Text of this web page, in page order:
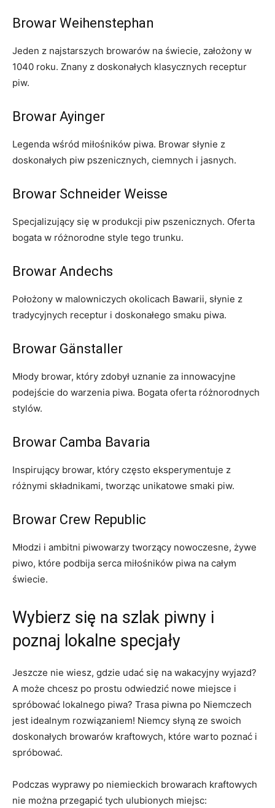
Browar Weihenstephan
Jeden z najstarszych⁣ browarów na‍ świecie, założony w​
1040 ​roku. Znany z doskonałych klasycznych receptur
piw.
Browar Ayinger
Legenda ⁢wśród miłośników ​piwa. Browar słynie​ z
doskonałych piw⁤ pszenicznych, ciemnych i jasnych.
Browar Schneider Weisse
Specjalizujący ⁣się w produkcji piw​ pszenicznych. Oferta
bogata⁣ w różnorodne style tego trunku.
Browar Andechs
Położony w malowniczych okolicach Bawarii, ‌słynie z
tradycyjnych receptur i doskonałego smaku piwa.
Browar Gänstaller
Młody browar, ‍który ⁣zdobył ​uznanie za innowacyjne‌
podejście do ⁤warzenia piwa. Bogata ⁣oferta różnorodnych
stylów.
Browar Camba ⁢Bavaria
Inspirujący browar, który ⁣często eksperymentuje z
różnymi składnikami, tworząc unikatowe ⁤smaki piw.
Browar ⁣Crew Republic
Młodzi i ambitni piwowarzy tworzący nowoczesne, ⁣żywe
piwo, które podbija serca miłośników piwa⁤ na ‍całym
świecie.
Wybierz⁢ się na szlak ‍piwny‌ i
poznaj⁤ lokalne ⁤specjały
Jeszcze nie ⁣wiesz, gdzie⁢ udać się na wakacyjny⁤ wyjazd?
A może chcesz ⁣po prostu odwiedzić nowe miejsce i
spróbować ⁤lokalnego​ piwa? Trasa piwna po Niemczech
jest idealnym rozwiązaniem! Niemcy słyną ze swoich
doskonałych⁣ browarów⁢ kraftowych, które warto poznać i
‌spróbować.
Podczas ‍wyprawy po niemieckich browarach ⁣kraftowych
nie ‍można ‍przegapić tych‍ ulubionych miejsc: